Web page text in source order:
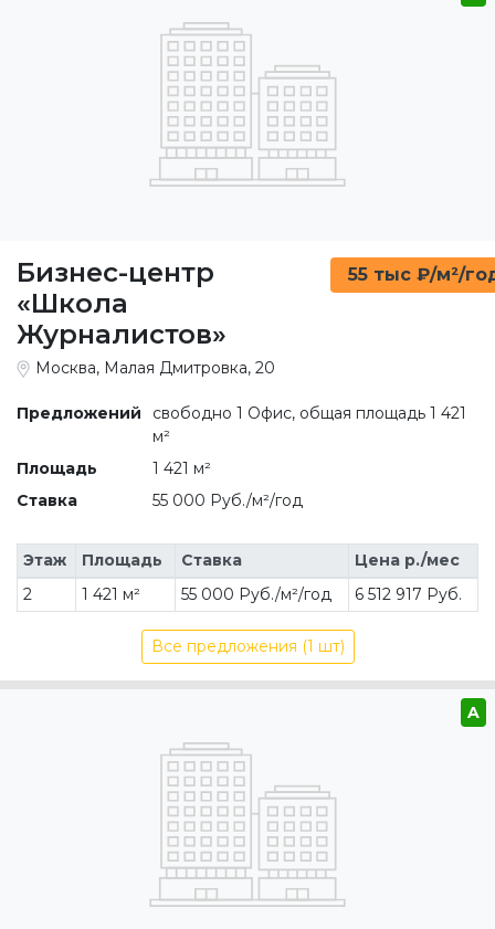
Бизнес-центр
«Школа
Журналистов»
55 тыс ₽/м²/
Москва, Малая Дмитровка, 20
Предложений
свободно 1 Офис, общая площадь 1 421
м²
Площадь
1 421 м²
Ставка
55 000 Руб./м²/год
Этаж Площадь Ставка
Цена р./мес
2
1 421 м² 55 000 Руб./м²/год 6 512 917 Руб.
Все предложения (1 шт)
A